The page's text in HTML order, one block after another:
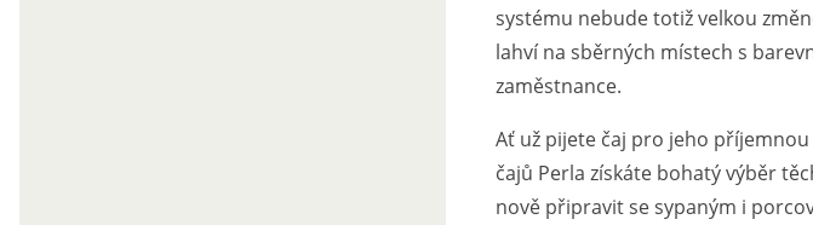
systému nebude totiž velkou
lahví na sběrných místech s
zaměstnance.
Ať už pijete čaj pro jeho
čajů Perla získáte bohatý výběr
nově připravit se sypaným i